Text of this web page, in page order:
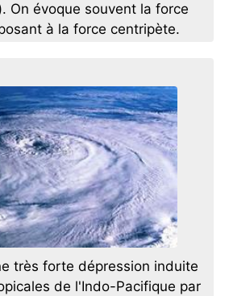
On évoque souvent la force
à la force centripète.
très forte dépression induite
de l'Indo-Pacifique par